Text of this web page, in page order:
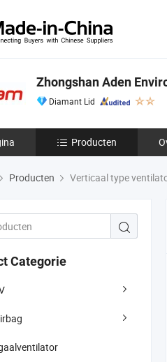
Zhongshan Aden
Diamant Lid
Producten
Producten Verticaal type
Categorie